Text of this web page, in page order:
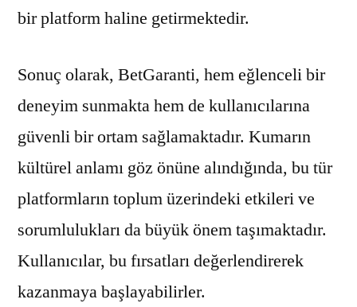
bir platform haline getirmektedir.
Sonuç olarak, BetGaranti, hem eğlenceli bir
deneyim sunmakta hem de kullanıcılarına
güvenli bir ortam sağlamaktadır. Kumarın
kültürel anlamı göz önüne alındığında, bu tür
platformların toplum üzerindeki etkileri ve
sorumlulukları da büyük önem taşımaktadır.
Kullanıcılar, bu fırsatları değerlendirerek
kazanmaya başlayabilirler.